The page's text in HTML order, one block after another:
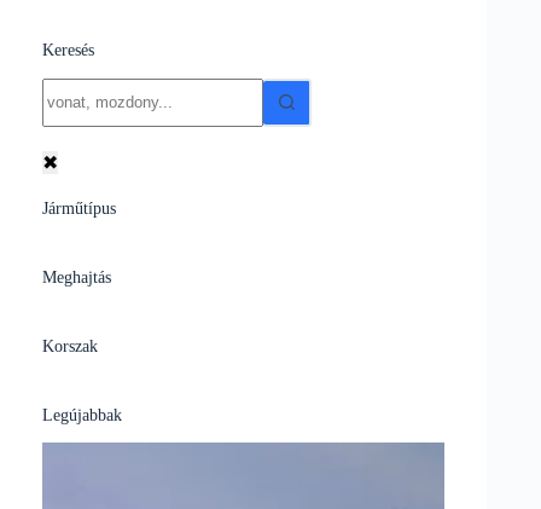
Keresés
results
✖
Járműtípus
Meghajtás
Korszak
Legújabbak